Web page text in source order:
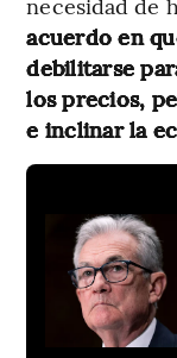
acuerdo en
debilitarse
los precios,
e inclinar la